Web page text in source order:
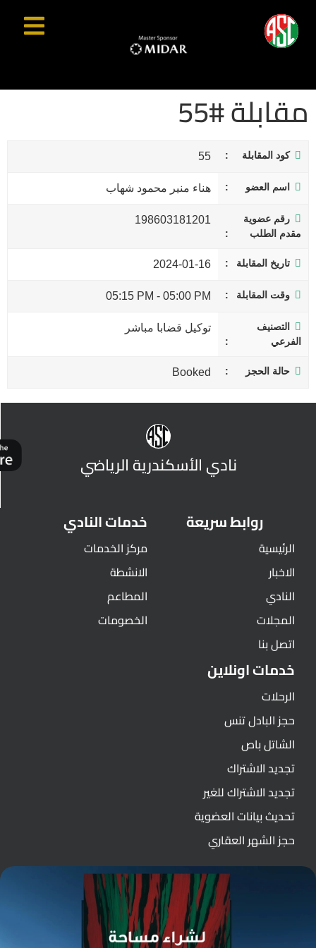
مقابلة #55
كود المقابلة 55
اسم العضو هناء منير محمود شهاب
رقم عضوية
مقدم الطلب
198603181201
تاريخ المقابلة 2024-01-16
وقت المقابلة 05:00 PM
-
05:15 PM
التصنيف
الفرعي
توكيل قضابا مباشر
حالة الحجز Booked
نادي الأسكندرية الرياضي
روابط سريعة
الرئيسية
الاخبار
النادي
المجلات
اتصل بنا
خدمات النادي
مركز الخدمات
الانشطة
المطاعم
الخصومات
خدمات اونلاين
الرحلات
حجز البادل تنس
الشاتل باص
تجديد الاشتراك
تجديد الاشتراك للغير
تحديث بيانات العضوية
حجز الشهر العقاري